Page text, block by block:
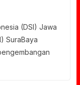
(DSI) Jawa
SuraBaya